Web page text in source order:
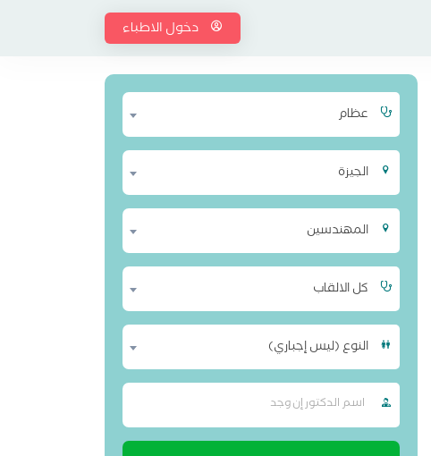
دخول الاطباء
عظام
الجيزة
المهندسين
كل الالقاب
النوع (ليس إجباري)